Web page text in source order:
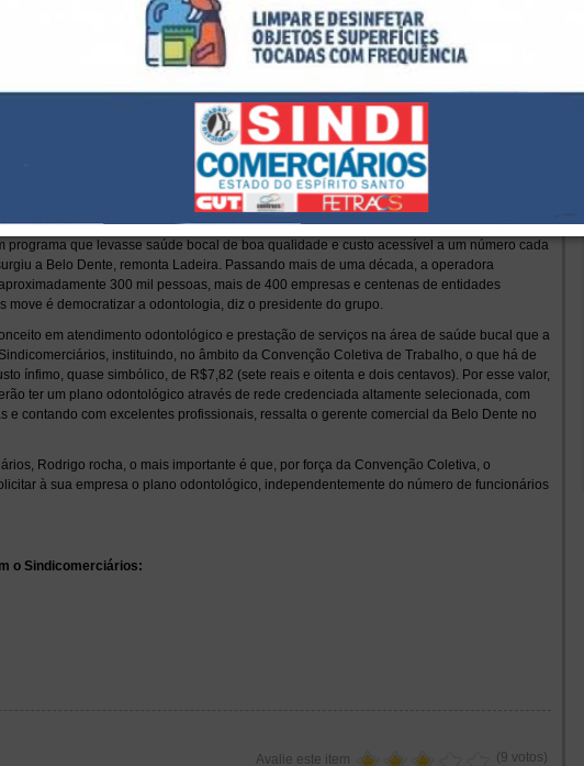
os motivos para sorrir. Plano por apenas R$7,82.
o país com a maior população de dentistas do mundo (em torno de 250 mil) e um dos
de 25 milhões de brasileiros). Há 13 anos, o dentista Luis Ladeira convivia diariamente
para um sindicato de trabalhadores rurais em Minas Gerais e presenciava em seu dia
programa que levasse saúde bocal de boa qualidade e custo acessível a um número cada
a Belo Dente, remonta Ladeira. Passando mais de uma década, a operadora
300 mil pessoas, mais de 400 empresas e centenas de entidades
move é democratizar a odontologia, diz o presidente do grupo.
em atendimento odontológico e prestação de serviços na área de saúde bucal que a
instituindo, no âmbito da Convenção Coletiva de Trabalho, o que há de
ínfimo, quase simbólico, de R$7,82 (sete reais e oitenta e dois centavos). Por esse valor,
ter um plano odontológico através de rede credenciada altamente selecionada, com
e contando com excelentes profissionais, ressalta o gerente comercial da Belo Dente no
Rodrigo rocha, o mais importante é que, por força da Convenção Coletiva, o
à sua empresa o plano odontológico, independentemente do número de funcionários
o Sindicomerciários:
Avalie este item
(9 votos)